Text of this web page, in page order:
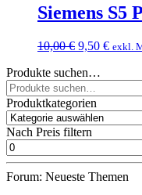
Siemens S5
10,00€
war:
10,00 €
9,50 € exkl.
Produkte suchen…
Suchen
nach:
Produktkategorien
Nach Preis filtern
Min.
Preis
Forum: Neueste Themen